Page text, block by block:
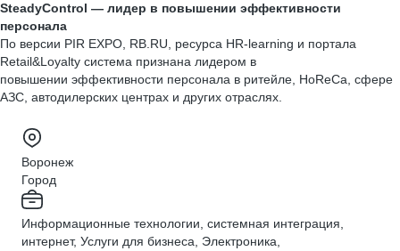
SteadyControl — лидер в повышении эффективности
персонала
По версии PIR EXPO, RB.RU, ресурса HR-learning и портала
Retail&Loyalty система признана лидером в
повышении эффективности персонала в ритейле, HoReCa, сфере
АЗС, автодилерских центрах и других отраслях.
Воронеж
Город
Информационные технологии, системная интеграция,
интернет, Услуги для бизнеса, Электроника,